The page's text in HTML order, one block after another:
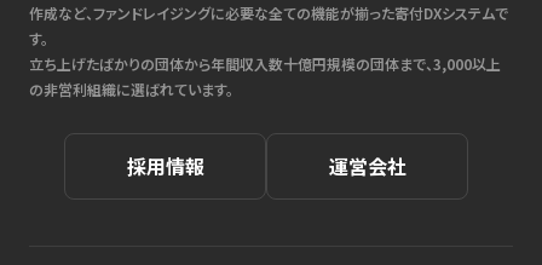
作成など、ファンドレイジングに必要な全ての機能が揃った寄付DXシステムで
す。
立ち上げたばかりの団体から年間収入数十億円規模の団体まで、3,000以上
の非営利組織に選ばれています。
採用情報 運営会社